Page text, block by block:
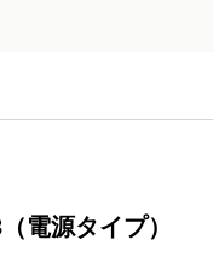
電源タイプ）